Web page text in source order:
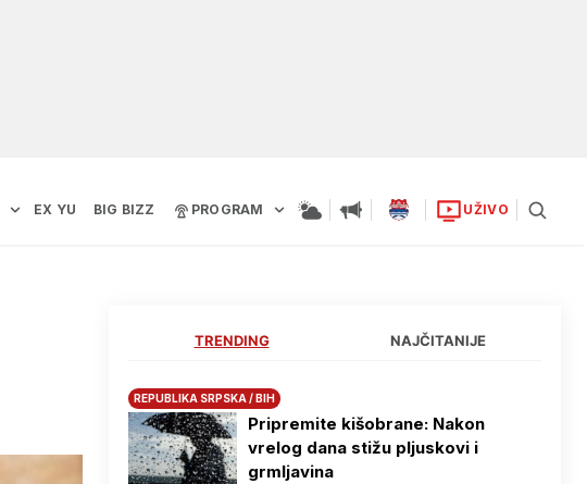
EX YU BIG BIZZ PROGRAM UŽIVO
TRENDING NAJČITANIJE
REPUBLIKA SRPSKA / BIH
Pripremite kišobrane: Nakon
vrelog dana stižu pljuskovi i
grmljavina